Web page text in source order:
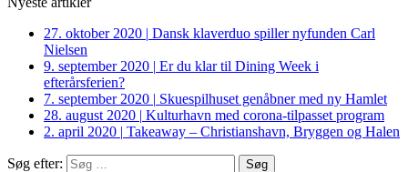
27. oktober 2020 | Dansk klaverduo spiller nyfunden Carl
Nielsen
9. september 2020 | Er du klar til Dining Week i
efterårsferien?
7. september 2020 | Skuespilhuset genåbner med ny Hamlet
28. august 2020 | Kulturhavn med corona-tilpasset program
2. april 2020 | Takeaway – Christianshavn, Bryggen og Halen
Søg efter: